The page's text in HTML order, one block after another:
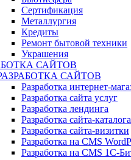
Сертификация
Металлургия
Кредиты
Ремонт бытовой техники
Украшения
САЙТОВ
САЙТОВ
Разработка интернет-
Разработка сайта услуг
Разработка лендинга
Разработка сайта-каталога
Разработка сайта-визитки
Разработка на CMS
Разработка на CMS 1С-